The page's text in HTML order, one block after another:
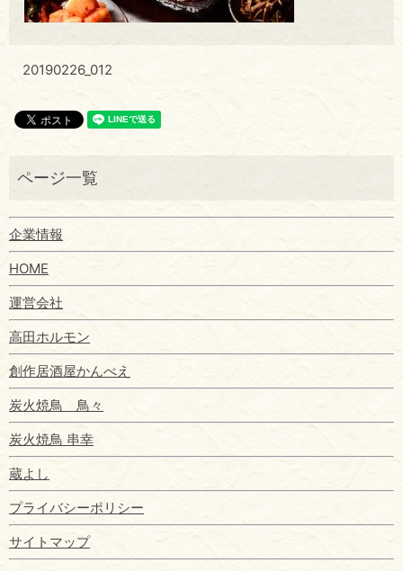
20190226_012
企業情報
HOME
運営会社
高田ホルモン
創作居酒屋かんべえ
炭火焼鳥 鳥々
炭火焼鳥 串幸
蔵よし
プライバシーポリシー
サイトマップ